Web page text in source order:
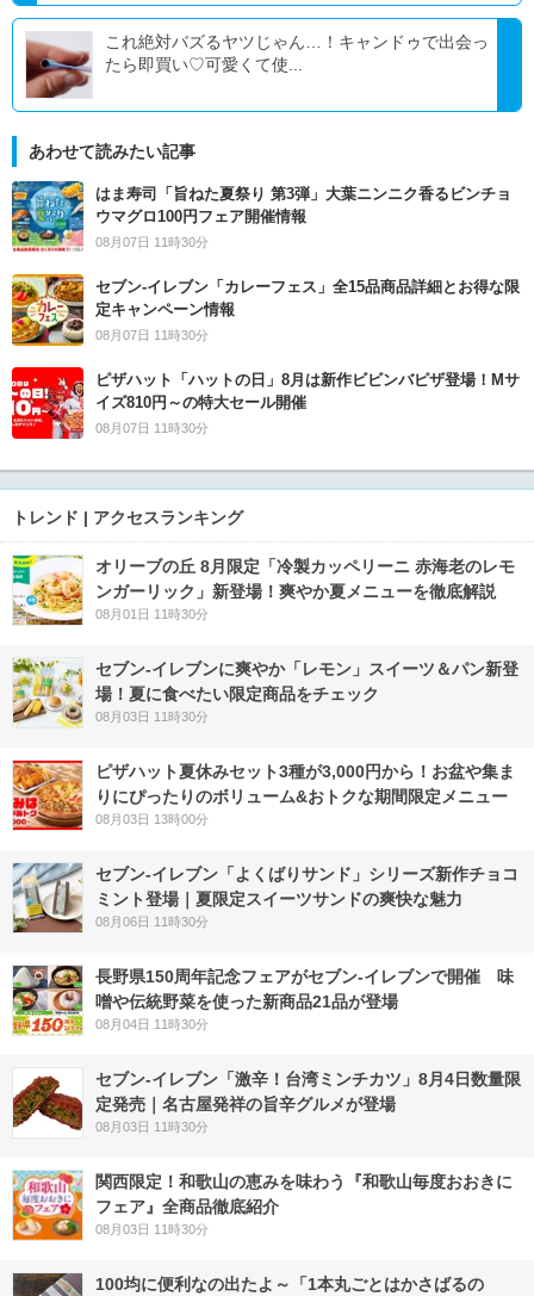
これ絶対バズるヤツじゃん…！キャンドゥで出会っ
たら即買い♡可愛くて使...
あわせて読みたい記事
はま寿司「旨ねた夏祭り 第3弾」大葉ニンニク香るビンチョ
ウマグロ100円フェア開催情報
08月07日 11時30分
セブン‐イレブン「カレーフェス」全15品商品詳細とお得な限
定キャンペーン情報
08月07日 11時30分
ピザハット「ハットの日」8月は新作ビビンバピザ登場！Mサ
イズ810円～の特大セール開催
08月07日 11時30分
トレンド | アクセスランキング
オリーブの丘 8月限定「冷製カッペリーニ 赤海老のレモ
ンガーリック」新登場！爽やか夏メニューを徹底解説
08月01日 11時30分
セブン‐イレブンに爽やか「レモン」スイーツ＆パン新登
場！夏に食べたい限定商品をチェック
08月03日 11時30分
ピザハット夏休みセット3種が3,000円から！お盆や集ま
りにぴったりのボリューム&おトクな期間限定メニュー
08月03日 13時00分
セブン‐イレブン「よくばりサンド」シリーズ新作チョコ
ミント登場｜夏限定スイーツサンドの爽快な魅力
08月06日 11時30分
長野県150周年記念フェアがセブン-イレブンで開催 味
噌や伝統野菜を使った新商品21品が登場
08月04日 11時30分
セブン-イレブン「激辛！台湾ミンチカツ」8月4日数量限
定発売｜名古屋発祥の旨辛グルメが登場
08月03日 11時30分
関西限定！和歌山の恵みを味わう『和歌山毎度おおきに
フェア』全商品徹底紹介
08月03日 11時30分
100均に便利なの出たよ～「1本丸ごとはかさばるの